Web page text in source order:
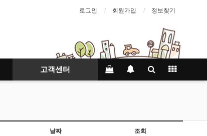
로그인 회원가입 정보찾기
고객센터
날짜 조회